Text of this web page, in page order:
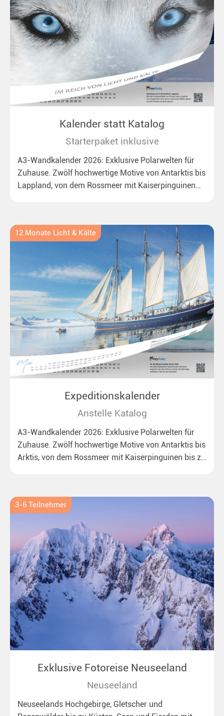
Kalender statt Katalog
Starterpaket inklusive
A3-Wandkalender 2026: Exklusive Polarwelten für
Zuhause. Zwölf hochwertige Motive von Antarktis bis
Lappland, von dem Rossmeer mit Kaiserpinguinen
12 Monate Licht & Kälte
Expeditionskalender
Anstelle Katalog
A3-Wandkalender 2026: Exklusive Polarwelten für
Zuhause. Zwölf hochwertige Motive von Antarktis bis
Arktis, von dem Rossmeer mit Kaiserpinguinen bis zu
3-6 Teilnehmer
Exklusive Fotoreise Neuseeland
Neuseeland
Neuseelands Hochgebirge, Gletscher und